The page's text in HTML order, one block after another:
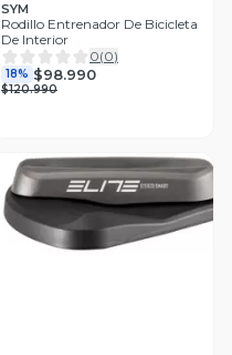
SYM
Rodillo Entrenador De Bicicleta
De Interior
0(0)
18% $98.990
$120.990